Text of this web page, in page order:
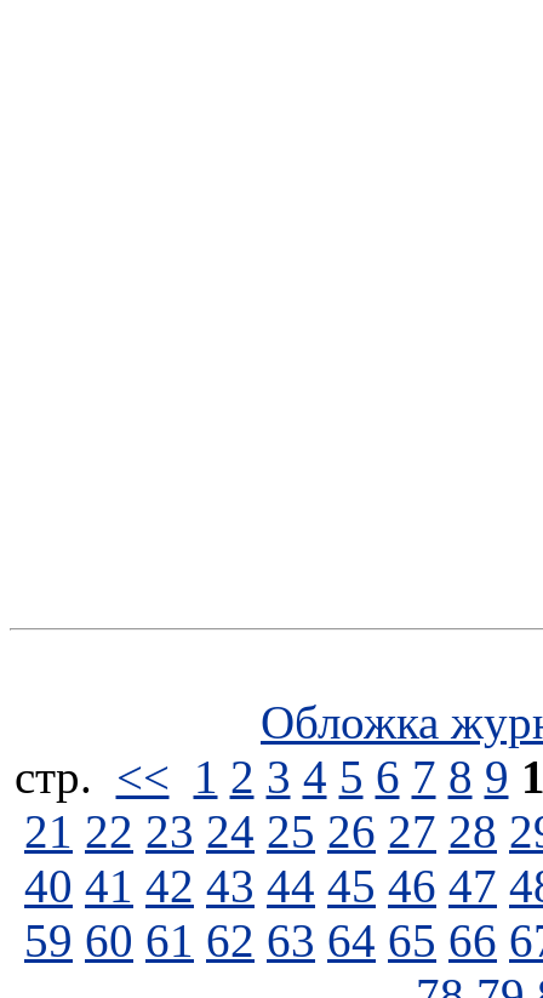
Обложка
стp. << 1 2 3 4 5 6 7 8 9
21 22 23 24 25 26 27 28
40 41 42 43 44 45 46 47
59 60 61 62 63 64 65 66